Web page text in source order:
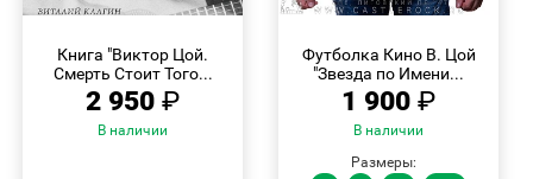
Книга "Виктор Цой.
Смерть Стоит Того...
2 950 ₽
В наличии
Футболка Кино В. Цой
"Звезда по Имени...
1 900 ₽
В наличии
Размеры: